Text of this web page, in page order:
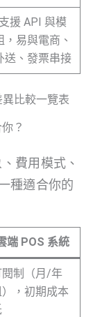
支援 API 與模
，易與電商、
送、發票串接
異比較一覽表
？
費用模式、
種適合你的
端 POS 系統
閱制（月/年
，初期成本